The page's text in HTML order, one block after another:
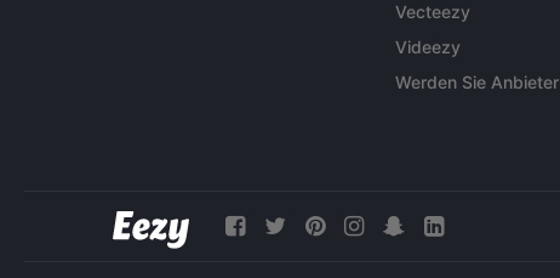
Vecteezy
Videezy
Werden Sie Anbieter